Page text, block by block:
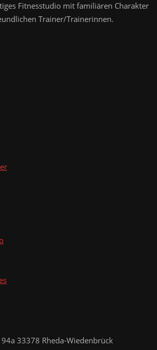
Fitnesstudio mit familiären Charakter
Trainer/Trainerinnen.
33378 Rheda-Wiedenbrück